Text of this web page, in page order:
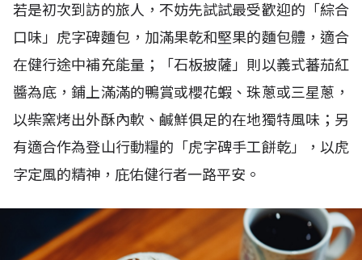
若是初次到訪的旅人，不妨先試試最受歡迎的「綜合
口味」虎字碑麵包，加滿果乾和堅果的麵包體，適合
在健行途中補充能量；「石板披薩」則以義式蕃茄紅
醬為底，鋪上滿滿的鴨賞或櫻花蝦、珠蔥或三星蔥，
以柴窯烤出外酥內軟、鹹鮮俱足的在地獨特風味；另
有適合作為登山行動糧的「虎字碑手工餅乾」，以虎
字定風的精神，庇佑健行者一路平安。